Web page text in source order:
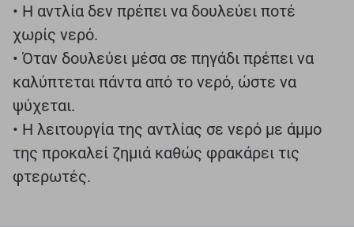
• Η αντλία δεν πρέπει να δουλεύει ποτέ
χωρίς νερό.
• Όταν δουλεύει μέσα σε πηγάδι πρέπει να
καλύπτεται πάντα από το νερό, ώστε να
ψύχεται.
• Η λειτουργία της αντλίας σε νερό με άμμο
της προκαλεί ζημιά καθώς φρακάρει τις
φτερωτές.